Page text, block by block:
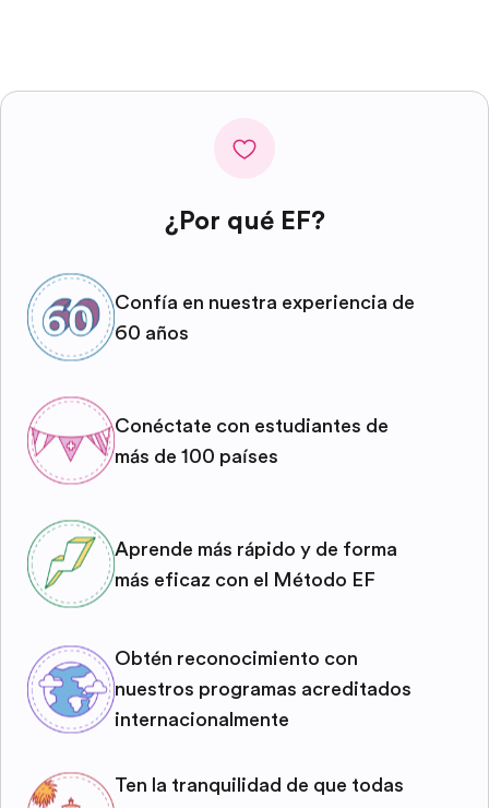
¿Por qué EF?
Confía en nuestra experiencia de
60 años
Conéctate con estudiantes de
más de 100 países
Aprende más rápido y de forma
más eficaz con el Método EF
Obtén reconocimiento con
nuestros programas acreditados
internacionalmente
Ten la tranquilidad de que todas